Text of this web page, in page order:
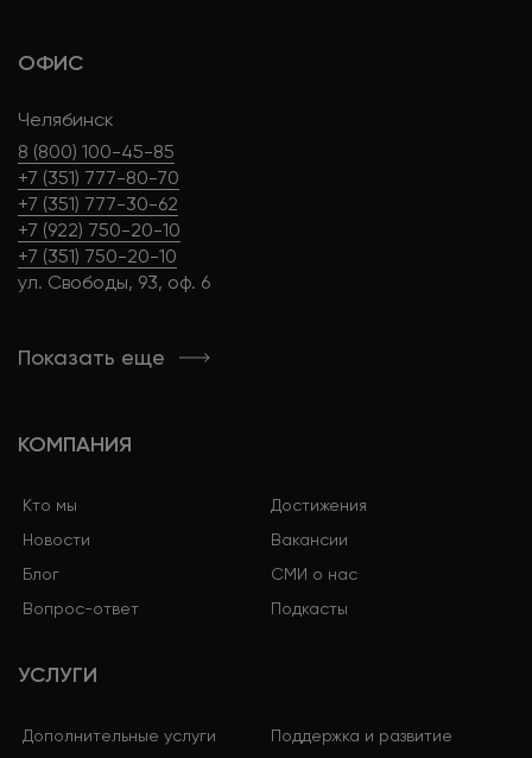
ОФИС
Челябинск
8 (800) 100-45-85
+7 (351) 777-80-70
+7 (351) 777-30-62
+7 (922) 750-20-10
+7 (351) 750-20-10
ул. Свободы, 93, оф. 6
Показать еще
КОМПАНИЯ
Кто мы
Достижения
Новости
Вакансии
Блог
СМИ о нас
Вопрос-ответ
Подкасты
УСЛУГИ
Дополнительные услуги
Поддержка и развитие